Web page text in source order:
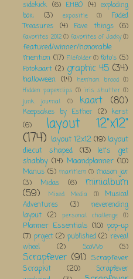
sidekick (6) EHBO (4) exploding
box;
(3) expositie (1)
Faded
Treasures
(4) Fave things (6)
favorites 2012 (1) favorites of Jacky (1)
featured/winner/honorable
mention (17) Filefolder (1) foto's (5)
Fotokaart (2) graphic 45 (34)
halloween (14) herman brood (1)
Hidden paperclips (1) iris shutter (1)
junk journal
(1) kaart (80)
Keepsakes by Esther (2) kerst
(6)
layout 12"x12"
(174) layout 12x12 (19) layout
diecut shaped
(13)
let's get
shabby (14) Maandplanner (10)
Manus (5) maritiem (1) mason jar
(3)
Midas (6) minialbum
(59) Mixed Media (1)
Musical
Adventures
(3)
neverending
layout (2) personal challenge (1)
Planner Essentials (10) pop-up
(7) project (2) published (2) reveal
wheel
(2) ScoWo (5)
Scrapfever (91) Scrapfever
Scrapkit
(20)
Scrapfever